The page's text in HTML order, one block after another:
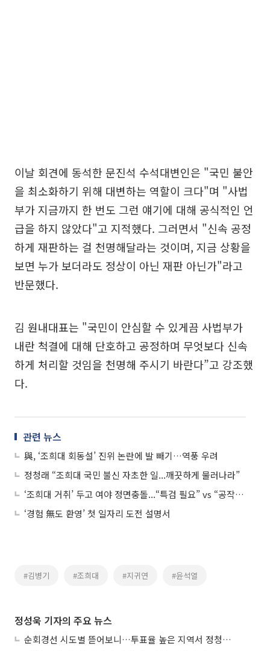
이날 회견에 동석한 문진석 수석대변인은 "국민 불안
을 최소화하기 위해 대변하는 역할이 크다"며 "사법
부가 지금까지 한 번도 그런 얘기에 대해 공식적인 언
급을 하지 않았다"고 지적했다. 그러면서 "신속 공정
하게 재판하는 걸 천명해달라는 것이며, 지금 상황을
보면 누가 보더라도 정상이 아닌 재판 아닌가"라고
반문했다.
김 원내대표는 "국민이 안심할 수 있게끔 사법부가
내란 척결에 대해 단호하고 공정하며 무엇보다 신속
하게 처리할 것임을 천명해 주시기 바란다”고 강조했
다.
관련 뉴스
與, ‘조희대 회동설’ 진위 논란에 발 빼기…역풍 우려
정청래 “조희대 국민 불신 자초한 일...깨끗하게 물러나라”
‘조희대 거취’ 두고 여야 정면충돌...“특검 필요” vs “공작정치 멈춰라”
‘경험 無도 환영’ 첫 일자리 도전 설명서
#김병기 #조희대 #지귀연 #윤석열
정성욱 기자의 주요 뉴스
순회경선 시도별 뜯어보니…투표율 높은 지역서 정청래 강세